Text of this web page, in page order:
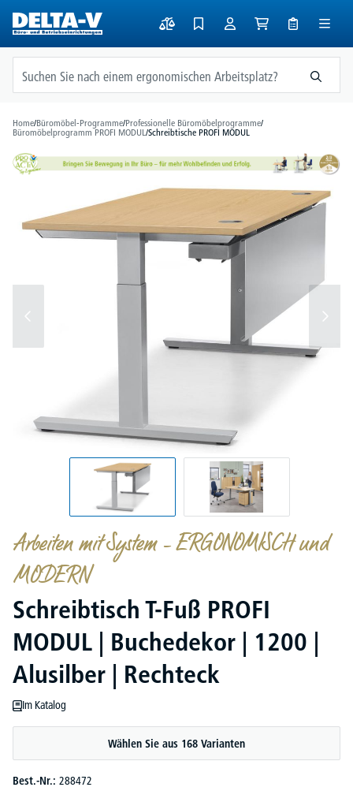
springen
Home/Büromöbel-Programme/Professionelle Büromöbelprogramme/
Büromöbelprogramm PROFI MODUL/Schreibtische PROFI MODUL
Arbeiten mit System – ERGONOMISCH und
MODERN
Schreibtisch T-Fuß PROFI
MODUL | Buchedekor | 1200 |
Alusilber | Rechteck
Im Katalog
Wählen Sie aus 168 Varianten
Best.-Nr.: 288472